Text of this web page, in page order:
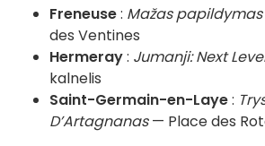
Freneuse: Mažas papildymas
des Ventines
Hermeray: Jumanji: Next
kalnelis
Saint-Germain-en-Laye:
D’Artagnanas— Place des